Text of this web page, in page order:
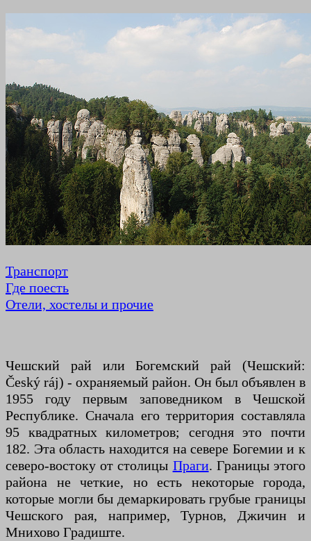
Транспорт
Где поесть
Отели, хостелы и прочие
Чешский рай или Богемский рай (Чешский:
Český ráj) - охраняемый район. Он был объявлен в
1955 году первым заповедником в Чешской
Республике. Сначала его территория составляла
95 квадратных километров; сегодня это почти
182. Эта область находится на севере Богемии и к
северо-востоку от столицы Праги. Границы этого
района не четкие, но есть некоторые города,
которые могли бы демаркировать грубые границы
Чешского рая, например, Турнов, Джичин и
Мнихово Градиште.